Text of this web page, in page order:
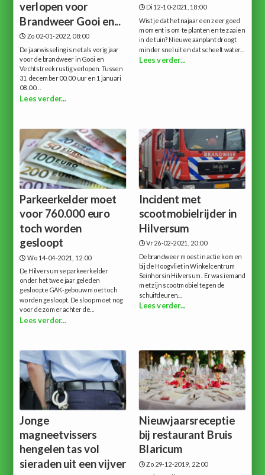
verlopen voor
Brandweer Gooi en...
Zo 02-01-2022, 08:00
De jaarwisseling is net als vorig jaar
voor de brandweer in Gooi en
Vechtstreek rustig verlopen. Tussen
31 december 00.00 uur en 1 januari
08.00...
Lees verder...
Di 12-10-2021, 18:00
Wist je dat het najaar een zeer goed
moment is om te planten en te zaaien
in de tuin? Nieuwe aanplant droogt
minder snel uit en dat scheelt water...
Lees verder...
Parkeerkelder moet
voor 760.000 euro
toch worden
gesloopt
Wo 14-04-2021, 12:00
De Hilversumse parkeerkelder
onder het twee jaar geleden
gesloopte GAK-gebouw moet toch
worden gesloopt. De sloop moet nog
voor de zomer achter de...
Lees verder...
Incident met
scootmobielrijder in
Hilversum
Vr 26-02-2021, 20:00
De brandweer moest in actie komen
bij de Hoogvliet in Winkelcentrum
Seinhorsin Hilversum. Er was iemand
met zijn scootmobiel tegen de
schuifdeuren...
Lees verder...
Jonge
magneetvissers
hengelen tas vol
sieraden uit een vijver
Nieuwjaarsreceptie
bij restaurant Bruis
Blaricum
Zo 29-12-2019, 22:00